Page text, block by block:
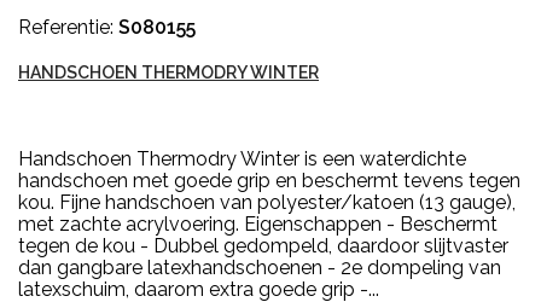
Referentie: S080155
HANDSCHOEN THERMODRY WINTER
Handschoen Thermodry Winter is een waterdichte
handschoen met goede grip en beschermt tevens tegen
kou. Fijne handschoen van polyester/katoen (13 gauge),
met zachte acrylvoering. Eigenschappen - Beschermt
tegen de kou - Dubbel gedompeld, daardoor slijtvaster
dan gangbare latexhandschoenen - 2e dompeling van
latexschuim, daarom extra goede grip -...